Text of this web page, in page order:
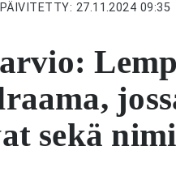
PÄIVITETTY: 27.11.2024 09:35
sekä